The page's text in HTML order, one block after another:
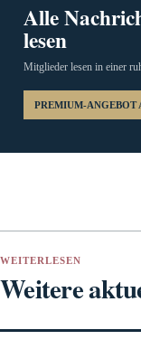
Alle
lesen
Mitglieder lesen in einer
PREMIUM-ANGEBOT
WEITERLESEN
Weitere